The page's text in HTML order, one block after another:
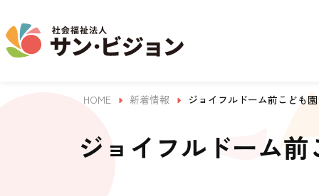
地域から探す
学童保育事業
法人について
法人の取り組み
お問い合わせHOME 新着情報 ジョイフルドーム前こども園
ジョイフルドーム